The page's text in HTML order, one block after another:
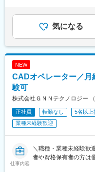
気になる
NEW
CADオペレーター／月
験可
株式会社ＧＮＮテクノロジー
正社員 転勤なし 5名以上
業種未経験歓迎
仕事内容
＼職種・業種未経験歓
者や資格保有者の方は